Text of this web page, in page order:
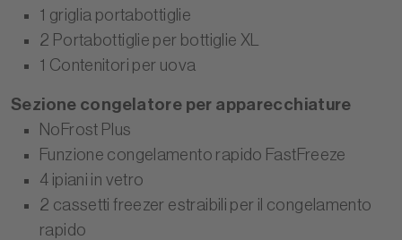
1 griglia portabottiglie
2 Portabottiglie per bottiglie XL
1 Contenitori per uova
Sezione congelatore per apparecchiature
NoFrost Plus
Funzione congelamento rapido FastFreeze
4 ipiani in vetro
2 cassetti freezer estraibili per il congelamento
rapido